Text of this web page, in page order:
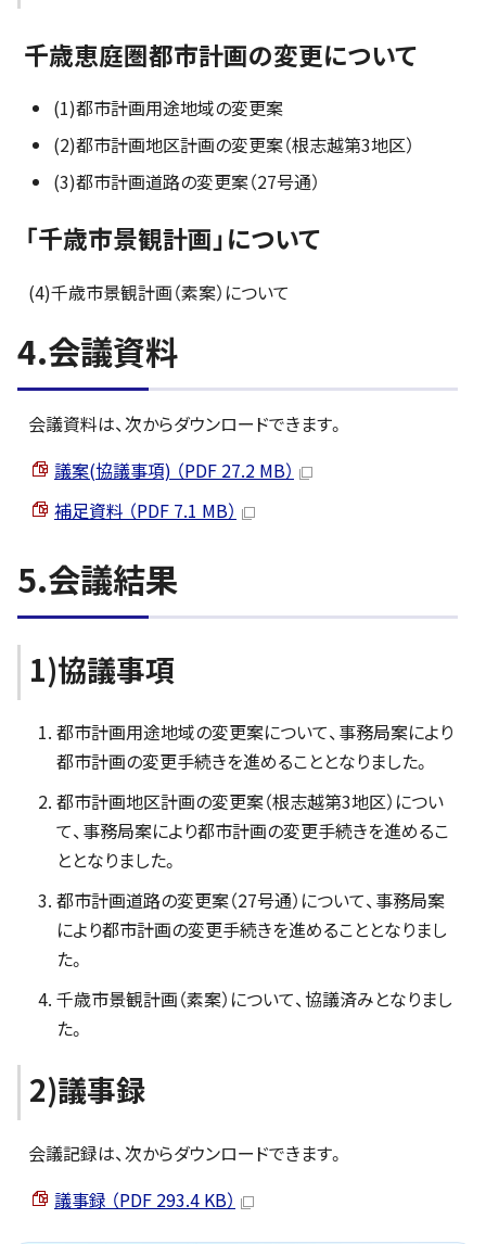
千歳恵庭圏都市計画の変更について
(1)都市計画用途地域の変更案
(2)都市計画地区計画の変更案（根志越第3地区）
(3)都市計画道路の変更案（27号通）
「千歳市景観計画」について
(4)千歳市景観計画（素案）について
4.会議資料
会議資料は、次からダウンロードできます。
議案(協議事項) （PDF 27.2 MB）
補足資料 （PDF 7.1 MB）
5.会議結果
1)協議事項
都市計画用途地域の変更案について、事務局案により
都市計画の変更手続きを進めることとなりました。
都市計画地区計画の変更案（根志越第3地区）につい
て、事務局案により都市計画の変更手続きを進めるこ
ととなりました。
都市計画道路の変更案（27号通）について、事務局案
により都市計画の変更手続きを進めることとなりまし
た。
千歳市景観計画（素案）について、協議済みとなりまし
た。
2)議事録
会議記録は、次からダウンロードできます。
議事録 （PDF 293.4 KB）